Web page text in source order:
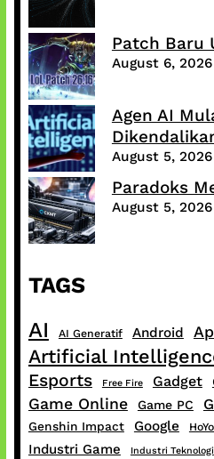
Patch Baru
August 6, 2026
Agen AI
August 5, 2026
Paradoks
August 5, 2026
TAGS
AI AI Generatif Android
Artificial
Esports Free Fire Gadget
Game Online Game PC
Genshin Impact Google
Industri Game Industri Teknologi